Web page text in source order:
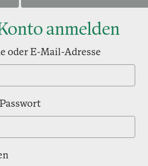
anmelden
oder E-Mail-Adresse
Passwort